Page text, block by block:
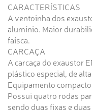
CARACTERÍSTICAS
A ventoinha dos
alumínio. Maior
faísca.
CARCAÇA
A carcaça do exaustor
plástico especial, de
Equipamento
Possui quatro rodas
sendo duas fixas e